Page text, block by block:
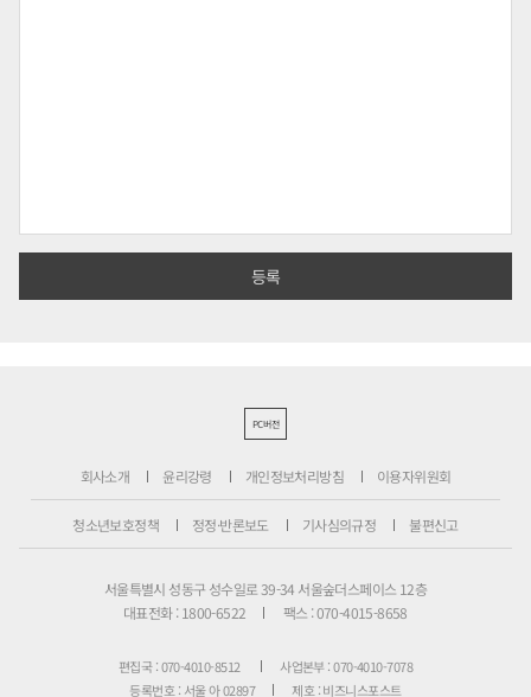
PC버전
회사소개 윤리강령 개인정보처리방침 이용자위원회
청소년보호정책 정정·반론보도 기사심의규정 불편신고
서울특별시 성동구 성수일로 39-34 서울숲더스페이스 12층
대표전화 : 1800-6522
팩스 : 070-4015-8658
편집국 : 070-4010-8512
사업본부 : 070-4010-7078
등록번호 : 서울 아 02897
제호 : 비즈니스포스트